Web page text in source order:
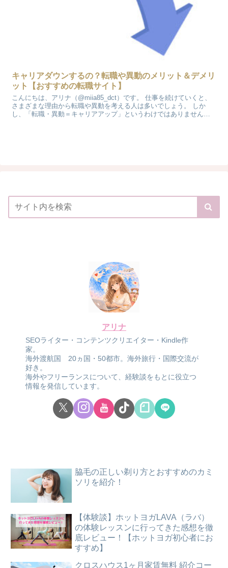
キャリアダウンするの？転職や異動のメリット＆デメリ
ット【おすすめの転職サイト】
こんにちは、アリナ（@miia85_dct）です。 仕事を続けていくと、
さまざまな理由から転職や異動を考える人は多いでしょう。 しか
し、「転職・異動＝キャリアアップ」というわけではありません。
アリナ
SEOライター・コンテンツクリエイター・Kindle作
家。
海外渡航国 20ヵ国・50都市。海外旅行・国際交流が
好き。
海外やフリーランスについて、経験談をもとに役立つ
情報を発信しています。
脇毛の正しい剃り方とおすすめのカミ
ソリを紹介！
【体験談】ホットヨガLAVA（ラバ）
の体験レッスンに行ってきた感想を徹
底レビュー！【ホットヨガ初心者にお
すすめ】
クロスハウス1ヶ月家賃無料 紹介コー